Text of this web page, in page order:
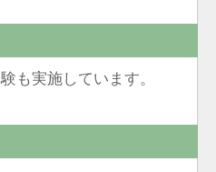
も実施しています。